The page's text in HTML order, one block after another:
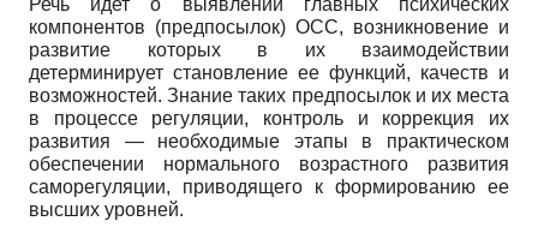
Речь идет о выявлении главных психических
компонентов (предпосылок) ОСС, возникновение и
развитие которых в их взаимодействии
детерминирует становление ее функций, качеств и
возможностей. Знание таких предпосылок и их места
в процессе регуляции, контроль и коррекция их
развития — необходимые этапы в практическом
обеспечении нормального возрастного развития
саморегуляции, приводящего к формированию ее
высших уровней.